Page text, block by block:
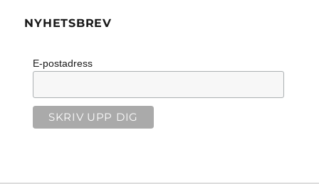
NYHETSBREV
E-postadress